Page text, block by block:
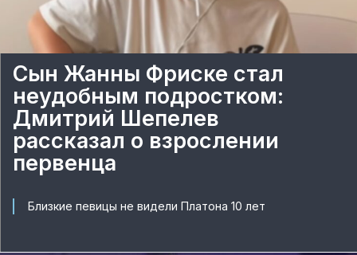
Сын Жанны Фриске стал
неудобным подростком:
Дмитрий Шепелев
рассказал о взрослении
первенца
Близкие певицы не видели Платона 10 лет